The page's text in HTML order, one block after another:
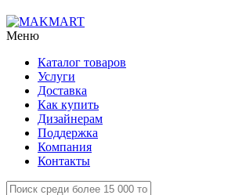
Меню
Каталог товаров
Услуги
Доставка
Как купить
Дизайнерам
Поддержка
Компания
Контакты